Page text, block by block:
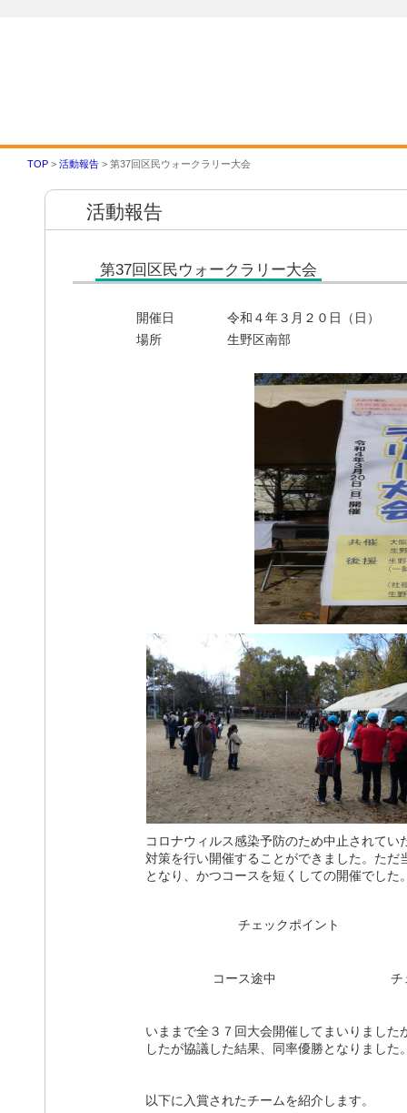
TOP > 活動報告 > 第37回区民ウォークラリー大会
活動報告
第37回区民ウォークラリー大会
開催日
令和４年３月２０日（日）
場所
生野区南部
コロナウィルス感染予防のため中止されて
対策を行い開催することができました。た
となり、かつコースを短くしての開催でした
チェックポイント
コース途中 チ
いままで全３７回大会開催してまいりまし
したが協議した結果、同率優勝となりました
以下に入賞されたチームを紹介します。